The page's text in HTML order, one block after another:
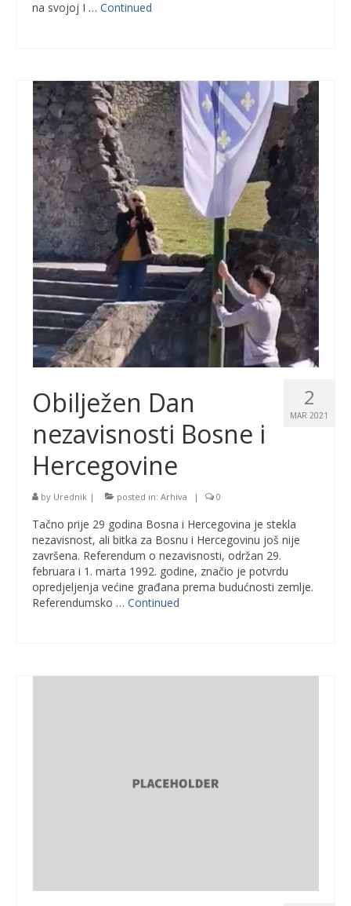
na svojoj I … Continued
2
MAR 2021
Obilježen Dan
nezavisnosti Bosne i
Hercegovine
by Urednik | posted in: Arhiva | 0
Tačno prije 29 godina Bosna i Hercegovina je stekla
nezavisnost, ali bitka za Bosnu i Hercegovinu još nije
završena. Referendum o nezavisnosti, održan 29.
februara i 1. marta 1992. godine, značio je potvrdu
opredjeljenja većine građana prema budućnosti zemlje.
Referendumsko … Continued